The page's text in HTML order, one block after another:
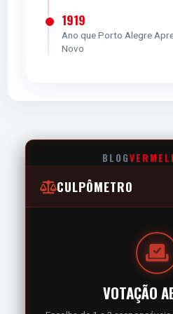
5.0
ALAN
5.0
1919
Ano que Porto Alegre
Novo
BLOG
CULPÔMETRO
VOTAÇÃO